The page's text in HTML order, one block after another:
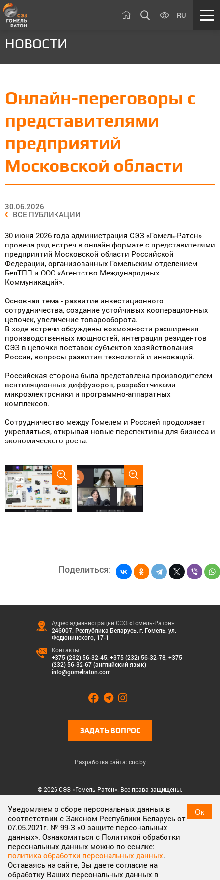
RU
НОВОСТИ
Онлайн-переговоры с
представителями
предприятий
Московской области
ВСЕ ПУБЛИКАЦИИ
30.06.2026
30 июня 2026 года администрация СЭЗ «Гомель-Ратон»
провела ряд встреч в онлайн формате с представителями
предприятий Московской области Российской
Федерации, организованных Гомельским отделением
БелТПП и ООО «Агентство Международных
Коммуникаций».
Основная тема - развитие инвестиционного
сотрудничества, создание устойчивых кооперационных
цепочек, увеличение товарооборота.
В ходе встречи обсуждены возможности расширения
производственных мощностей, интеграция резидентов
СЭЗ в цепочки поставок субъектов хозяйствования
России, вопросы развития технологий и инноваций.
Российская сторона была представлена производителем
вентиляционных диффузоров, разработчиками
микроэлектроники и программно-аппаратных
комплексов.
Сотрудничество между Гомелем и Россией продолжает
укрепляться, открывая новые перспективы для бизнеса и
экономического роста.
Поделиться:
Уведомляем о сборе персональных данных в
соответствии с Законом Республики Беларусь от
07.05.2021г. № 99-З «О защите персональных
данных». Ознакомиться с Политикой обработки
персональных данных можно по ссылке:
политика обработки персональных данных.
Оставаясь на сайте, Вы даете согласие на
обработку Ваших персональных данных в
Ок
Адрес администрации СЭЗ «Гомель-Ратон»:
246007, Республика Беларусь, г. Гомель, ул.
Федюнинского, 17-1
Контакты:
+375 (232) 56-32-45 +375 (232) 56-32-78 +375
(232) 56-32-67 (английский язык)
info@gomelraton.com
ЗАДАТЬ ВОПРОС
Разработка сайта: cnc.by
© 2026 СЭЗ «Гомель-Ратон». Все права защищены.
Cookies & Privacy
Cookies enable you to use shopping carts and to personalize
your experience on our sites, tell us which parts of our websites
people have visited, help us measure the effectiveness of ads
and web searches, and give us insights into user behavior so we
can improve our communications and products.
information